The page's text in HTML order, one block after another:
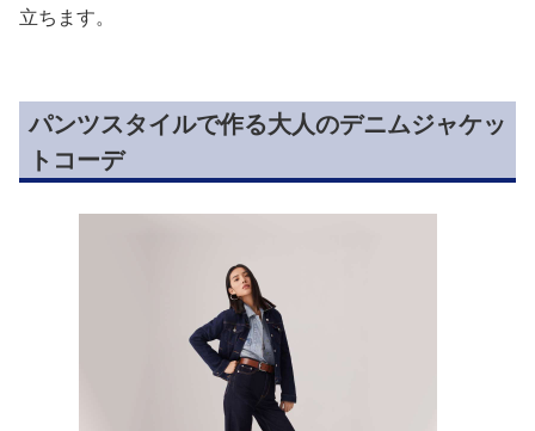
立ちます。
パンツスタイルで作る大人のデニムジャケッ
トコーデ